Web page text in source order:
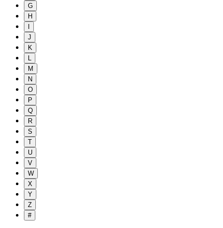
G
H
J
K
L
M
N
O
P
Q
R
S
T
U
V
W
X
Y
Z
#